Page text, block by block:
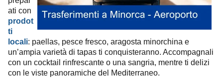
ati con
prodot
ti
locali: paellas, pesce fresco, aragosta minorchina e
un’ampia varietà di tapas ti conquisteranno. Accompagnali
con un cocktail rinfrescante o una sangria, mentre ti delizi
con le viste panoramiche del Mediterraneo.